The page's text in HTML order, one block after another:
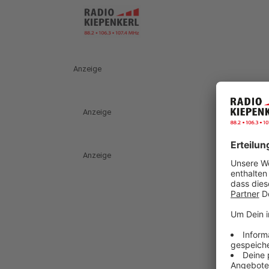
Anzeige
Anzeige
Anzeige